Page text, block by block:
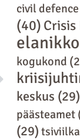
civil defence
(40) Crisis
kogukond
keskus (29)
päästeamet
(29)